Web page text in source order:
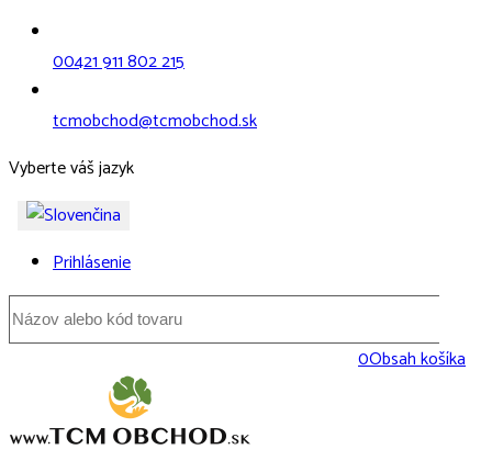
00421 911 802 215
tcmobchod@tcmobchod.sk
Vyberte váš jazyk
Prihlásenie
0Obsah košíka